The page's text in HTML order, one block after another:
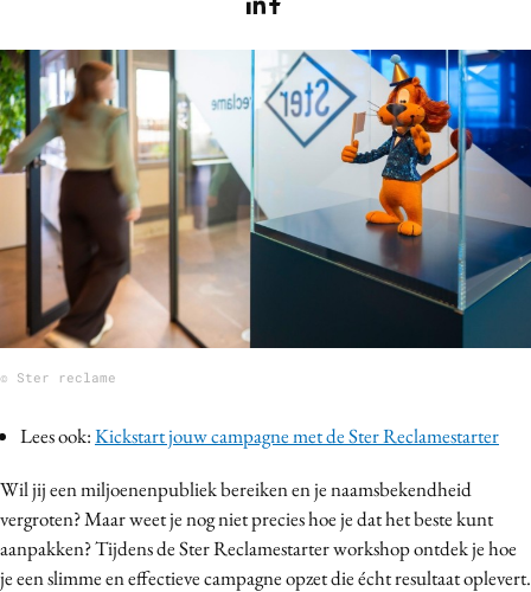
Artificial Intelligence
Bureaus
Campagnes
Carriere
Contentmarketing
Craft
Customer Experience
Data & Insights
Design
Effectiviteit
Influencer marketing
Interne communicatie
Martech
© Ster reclame
Lees ook:Kickstart jouw campagne met de Ster Reclamestarter
Wil jij een miljoenenpubliek bereiken en je naamsbekendheid
vergroten? Maar weet je nog niet precies hoe je dat het beste kunt
aanpakken? Tijdens de Ster Reclamestarter workshop ontdek je hoe
je een slimme en effectieve campagne opzet die écht resultaat oplevert.